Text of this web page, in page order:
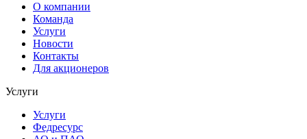
О компании
Команда
Услуги
Новости
Контакты
Для акционеров
Услуги
Услуги
Федресурс